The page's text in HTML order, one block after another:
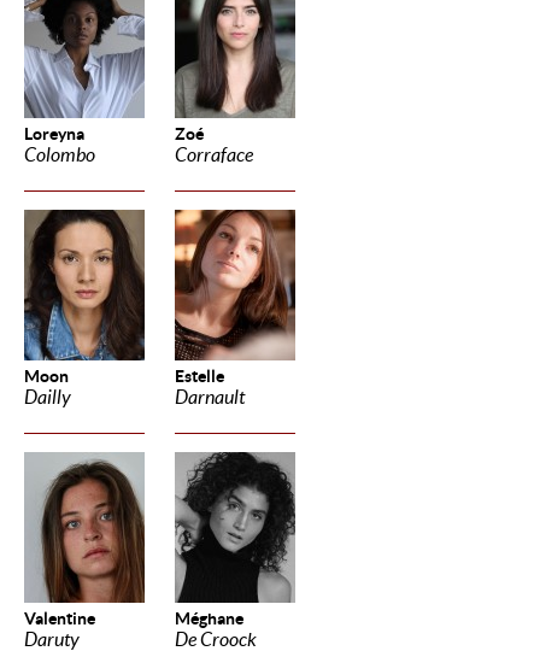
Loreyna
Colombo
Zoé
Corraface
Moon
Dailly
Estelle
Darnault
Valentine
Daruty
Méghane
De Croock